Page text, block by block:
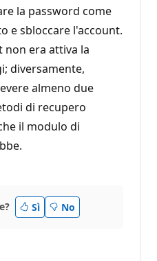
la password come
e sbloccare l'account.
non era attiva la
diversamente,
almeno due
di recupero
il modulo di
Sì No